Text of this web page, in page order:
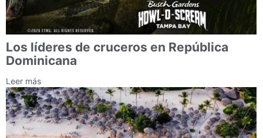
Los líderes de cruceros en República
Dominicana
Leer más